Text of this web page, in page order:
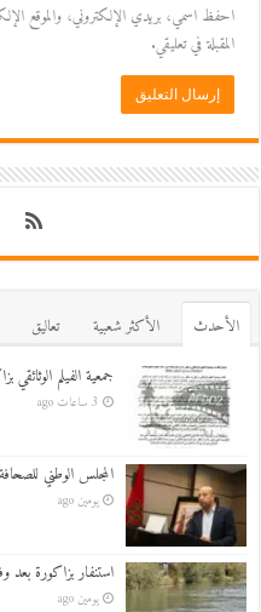
احفظ اسمي، بريدي الإلكتروني، والموقع
المقبلة في تعليقي.
اﻷحدث اﻷكثر شعبية تعاليق
جمعية الفيلم
3 ساعات ago
المجلس الوطني
يومين ago
استنفار بزاكورة بعد
يومين ago